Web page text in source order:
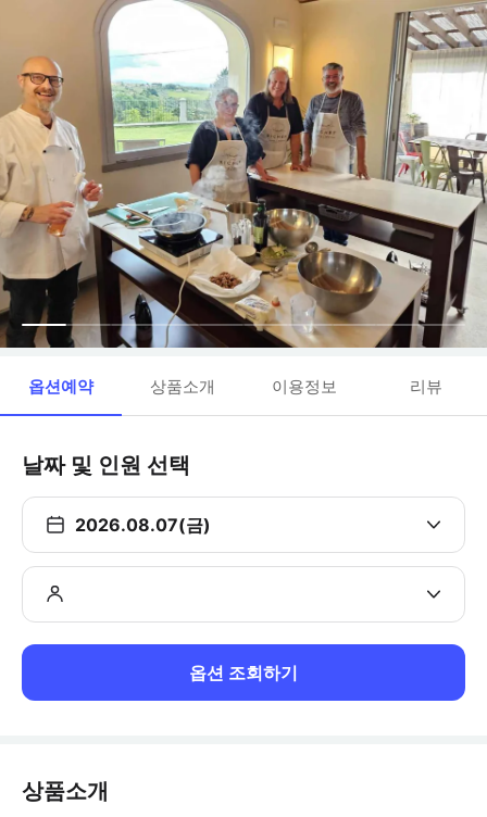
옵션예약 상품소개 이용정보 리뷰
날짜 및 인원 선택
2026.08.07(금)
옵션 조회하기
상품소개